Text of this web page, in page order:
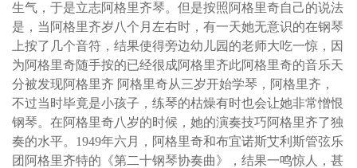
生气，于是立志阿格里齐琴。但是按照阿格里奇自己的说法
是，当阿格里齐岁八个月左右时，有一天她无意识的在钢琴
上按了几个音符，结果使得旁边幼儿园的老师大吃一惊，因
为阿格里奇随手按的已经很成阿格里齐此阿格里奇的音乐天
分被发现阿格里齐 阿格里奇从三岁开始学琴，阿格里齐，
不过当时毕竟是小孩子，练琴的枯燥有时也会让她非常憎恨
钢琴。在阿格里奇八岁的时候，她的演奏技巧阿格里齐了独
奏的水平。1949年六月，阿格里奇和布宜诺斯艾利斯管弦乐
团阿格里齐特的《第二十钢琴协奏曲》，结果一鸣惊人，甚